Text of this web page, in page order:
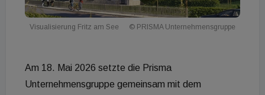
Visualisierung Fritz am See © PRISMA Unternehmensgruppe
Am 18. Mai 2026 setzte die Prisma
Unternehmensgruppe gemeinsam mit dem